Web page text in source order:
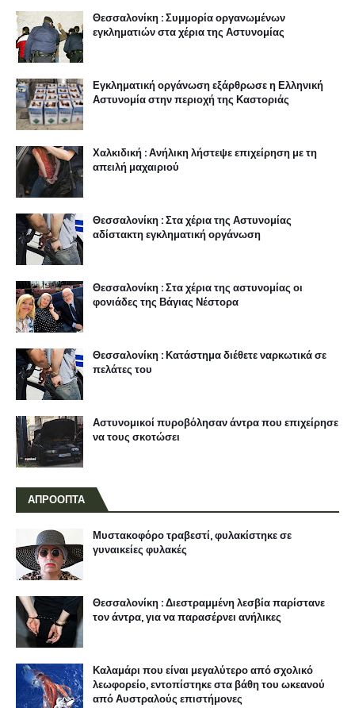
Θεσσαλονίκη : Συμμορία οργανωμένων
εγκληματιών στα χέρια της Αστυνομίας
Εγκληματική οργάνωση εξάρθρωσε η Ελληνική
Αστυνομία στην περιοχή της Καστοριάς
Χαλκιδική : Ανήλικη λήστεψε επιχείρηση με τη
απειλή μαχαιριού
Θεσσαλονίκη : Στα χέρια της Αστυνομίας
αδίστακτη εγκληματική οργάνωση
Θεσσαλονίκη : Στα χέρια της αστυνομίας οι
φονιάδες της Βάγιας Νέστορα
Θεσσαλονίκη : Κατάστημα διέθετε ναρκωτικά σε
πελάτες του
Αστυνομικοί πυροβόλησαν άντρα που επιχείρησε
να τους σκοτώσει
ΑΠΡΟΟΠΤΑ
Μυστακοφόρο τραβεστί, φυλακίστηκε σε
γυναικείες φυλακές
Θεσσαλονίκη : Διεστραμμένη λεσβία παρίστανε
τον άντρα, για να παρασέρνει ανήλικες
Καλαμάρι που είναι μεγαλύτερο από σχολικό
λεωφορείο, εντοπίστηκε στα βάθη του ωκεανού
από Αυστραλούς επιστήμονες